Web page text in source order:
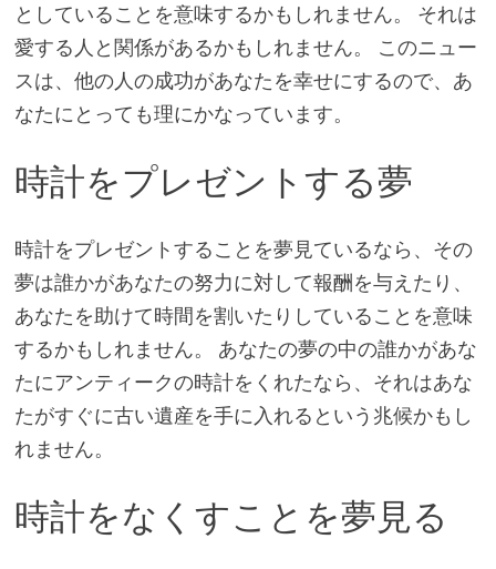
としていることを意味するかもしれません。 それは
愛する人と関係があるかもしれません。 このニュー
スは、他の人の成功があなたを幸せにするので、あ
なたにとっても理にかなっています。
時計をプレゼントする夢
時計をプレゼントすることを夢見ているなら、その
夢は誰かがあなたの努力に対して報酬を与えたり、
あなたを助けて時間を割いたりしていることを意味
するかもしれません。 あなたの夢の中の誰かがあな
たにアンティークの時計をくれたなら、それはあな
たがすぐに古い遺産を手に入れるという兆候かもし
れません。
時計をなくすことを夢見る